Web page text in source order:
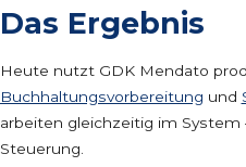
Das Ergebnis
Heute nutzt GDK Mendato
Buchhaltungsvorbereitung und
arbeiten gleichzeitig im System
Steuerung.